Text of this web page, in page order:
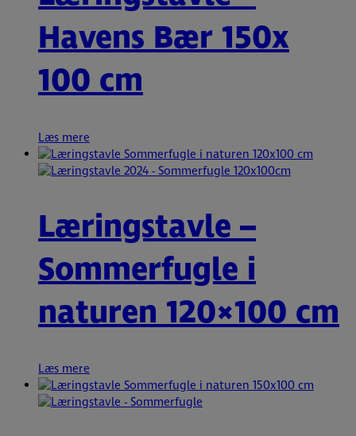
Havens Bær 150x
100 cm
Læs mere
Læringstavle –
Sommerfugle i
naturen 120×100 cm
Læs mere